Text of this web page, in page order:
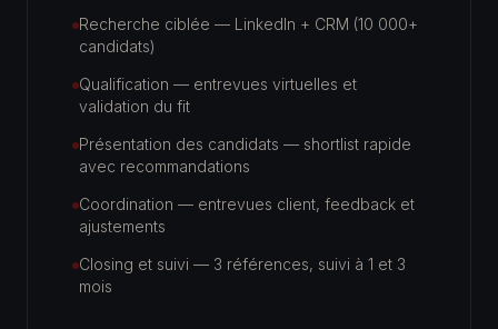
Recherche ciblée — LinkedIn + CRM (10 000+
candidats)
Qualification — entrevues virtuelles et
validation du fit
Présentation des candidats — shortlist rapide
avec recommandations
Coordination — entrevues client, feedback et
ajustements
Closing et suivi — 3 références, suivi à 1 et 3
mois